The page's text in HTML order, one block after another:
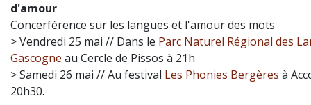
d'amour
Concerférence sur les langues et l'amour des mots
> Vendredi 25 mai // Dans le Parc Naturel Régional des
Gascogne au Cercle de Pissos à 21h
> Samedi 26 mai // Au festival Les Phonies Bergères à
20h30.